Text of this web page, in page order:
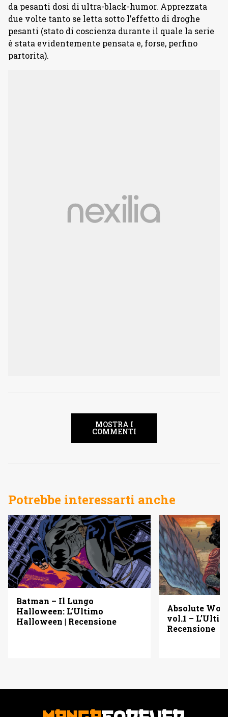
da pesanti dosi di ultra-black-humor. Apprezzata
due volte tanto se letta sotto l’effetto di droghe
pesanti (stato di coscienza durante il quale la serie
è stata evidentemente pensata e, forse, perfino
partorita).
MOSTRA I
COMMENTI
Potrebbe interessarti anche
Batman – Il Lungo
Halloween: L’Ultimo
Halloween | Recensione
Absolute
vol.1 –
Recensione